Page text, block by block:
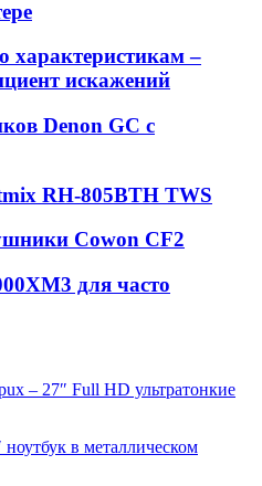
–
искажений
Denon GC с
RH-805BTH TWS
Cowon CF2
для часто
– 27″ Full HD ультратонкие
в металлическом